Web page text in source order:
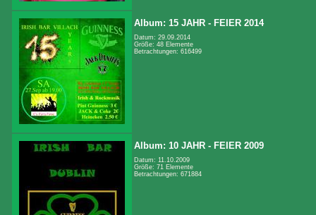
Album: 15 JAHR - FEIER 2014
Datum: 29.09.2014
Größe: 48 Elemente
Betrachtungen: 616499
Album: 10 JAHR - FEIER 2009
Datum: 11.10.2009
Größe: 71 Elemente
Betrachtungen: 671884